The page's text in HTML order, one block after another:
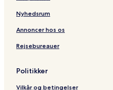
e
o
o
m
2
t
h
q
u
e
o
l
e
Nyhedsrum
Annoncer hos os
Rejsebureauer
Politikker
Vilkår og betingelser